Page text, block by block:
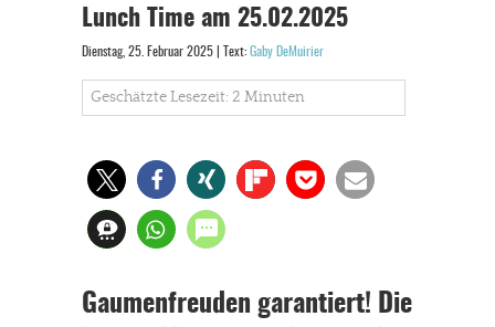
Lunch Time am 25.02.2025
Dienstag, 25. Februar 2025 | Text: Gaby DeMuirier
Geschätzte Lesezeit: 2 Minuten
Gaumenfreuden garantiert! Die